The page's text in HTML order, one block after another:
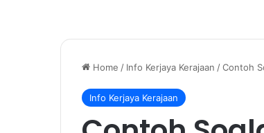
Home / Info Kerjaya Kerajaan /Contoh
Info Kerjaya Kerajaan